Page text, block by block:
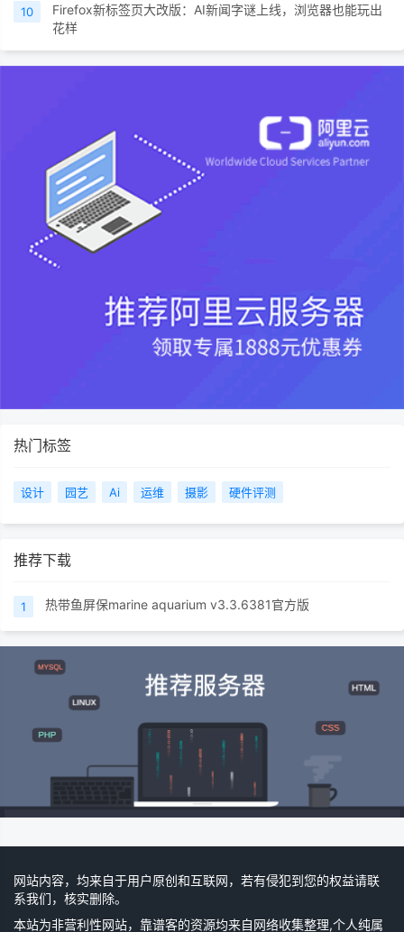
10
Firefox新标签页大改版：AI新闻字谜上线，浏览器也能玩出
花样
热门标签
设计 园艺 Ai 运维 摄影 硬件评测
推荐下载
1 热带鱼屏保marine aquarium v3.3.6381官方版
网站内容，均来自于用户原创和互联网，若有侵犯到您的权益请联
系我们，核实删除。
本站为非营利性网站，靠谱客的资源均来自网络收集整理,个人纯属